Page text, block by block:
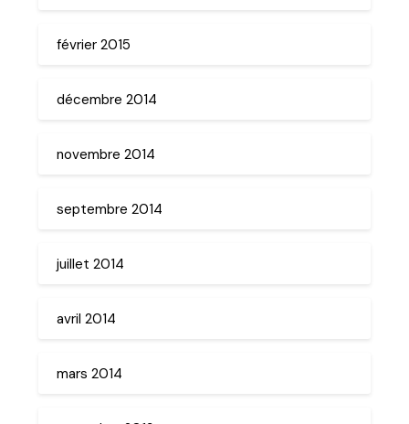
février 2015
décembre 2014
novembre 2014
septembre 2014
juillet 2014
avril 2014
mars 2014